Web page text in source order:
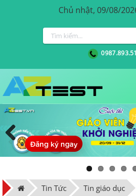
Chủ nhật, 09/08/
Đăng ký ngay
Previous
Tin Tức Tin giáo dục